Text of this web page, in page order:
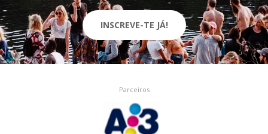
INSCREVE-TE JÁ!
Parceiros